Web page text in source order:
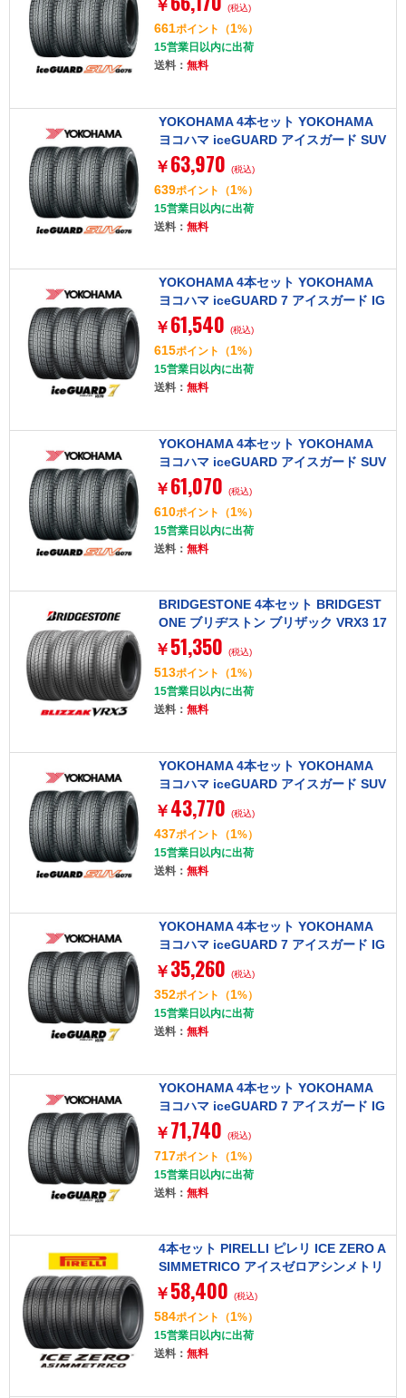
￥ (税込)
661ポイント （1%）
15営業日以内に出荷
送料： 無料
YOKOHAMA 4本セット YOKOHAMA
ヨコハマ iceGUARD アイスガード SUV
G075 225/80R15 105Q タイヤ単品
￥ 63,970 (税込)
639ポイント （1%）
15営業日以内に出荷
送料： 無料
YOKOHAMA 4本セット YOKOHAMA
ヨコハマ iceGUARD 7 アイスガード IG
70 195/65R15 91Q タイヤ単品
￥ 61,540 (税込)
615ポイント （1%）
15営業日以内に出荷
送料： 無料
YOKOHAMA 4本セット YOKOHAMA
ヨコハマ iceGUARD アイスガード SUV
G075 215/70R16 100Q タイヤ単品
￥ 61,070 (税込)
610ポイント （1%）
15営業日以内に出荷
送料： 無料
BRIDGESTONE 4本セット BRIDGEST
ONE ブリヂストン ブリザック VRX3 17
5/70R14 84Q タイヤ単品
￥ 51,350 (税込)
513ポイント （1%）
15営業日以内に出荷
送料： 無料
YOKOHAMA 4本セット YOKOHAMA
ヨコハマ iceGUARD アイスガード SUV
G075 175/80R15 90Q タイヤ単品
￥ 43,770 (税込)
437ポイント （1%）
15営業日以内に出荷
送料： 無料
YOKOHAMA 4本セット YOKOHAMA
ヨコハマ iceGUARD 7 アイスガード IG
70 155/65R14 75Q タイヤ単品
￥ 35,260 (税込)
352ポイント （1%）
15営業日以内に出荷
送料： 無料
YOKOHAMA 4本セット YOKOHAMA
ヨコハマ iceGUARD 7 アイスガード IG
70 175/55R15 77Q タイヤ単品
￥ 71,740 (税込)
717ポイント （1%）
15営業日以内に出荷
送料： 無料
4本セット PIRELLI ピレリ ICE ZERO A
SIMMETRICO アイスゼロアシンメトリ
コ 235/65R18 110T XL スタッドレスタ
イヤ単品
￥ 58,400 (税込)
584ポイント （1%）
15営業日以内に出荷
送料： 無料